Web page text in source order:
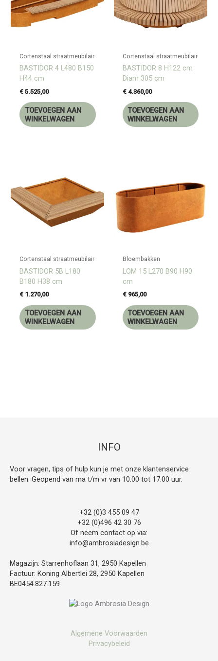
Cortenstaal straatmeubilair
BASTIDOR 4 L480 B150
H44 cm
€5.525,00
TOEVOEGEN AAN
WINKELWAGEN
Cortenstaal straatmeubilair
BASTIDOR 8 H122 cm
Diam 305 cm
€4.360,00
TOEVOEGEN AAN
WINKELWAGEN
Cortenstaal straatmeubilair
BASTIDOR 5B L180
B180 H38 cm
€1.270,00
TOEVOEGEN AAN
WINKELWAGEN
Bloembakken
LOM 15 L270 B90 H90
cm
€965,00
TOEVOEGEN AAN
WINKELWAGEN
INFO
Voor vragen, tips of hulp kun je met onze klantenservice
bellen. Geopend van ma t/m vr van 10.00 tot 17.00 uur.
+32 (0)3 455 09 47
+32 (0)496 42 30 76
Of neem contact op via:
info@ambrosiadesign.be
Magazijn: Starrenhoflaan 31, 2950 Kapellen
Factuur: Koning Albertlei 28, 2950 Kapellen
BE0454.827.159
Algemene Voorwaarden
Privacybeleid